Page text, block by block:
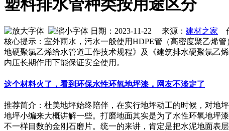
塑料排水管种类按用途区分
日期：2023-11-22 来源： 建材之家
核心提示：室外雨水，污水一般使用HDPE管（高密度聚乙烯
地硬聚氯乙烯给水管道工作技术规程》及《建筑排水硬聚氯乙
内压长期作用下能保证安全使用。
这个材料火了，看到环保水性环氧地坪漆，网友不淡定了
推荐简介：杜美地坪始终陪伴，在实行地坪动工的时候，对地
地坪小编来大概讲解一些。打磨地面其实是为了水性环氧地坪
不一样目数的金刚石磨片。统一的来讲，肯定是把水泥地面表